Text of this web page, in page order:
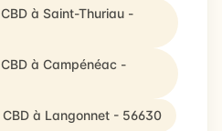
à Saint-Thuriau -
à Campénéac -
à Langonnet - 56630